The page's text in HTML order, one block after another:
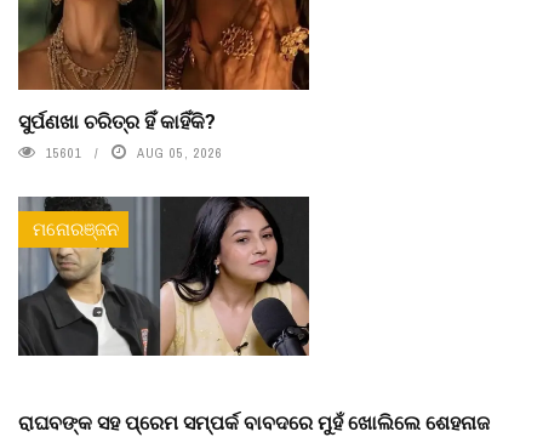
ସୁର୍ପଣଖା ଚରିତ୍ର ହିଁ କାହିଁକି?
15601 AUG 05, 2026
ମନୋରଞ୍ଜନ
ରାଘବଙ୍କ ସହ ପ୍ରେମ ସମ୍ପର୍କ ବାବଦରେ ମୁହଁ ଖୋଲିଲେ ଶେହନାଜ